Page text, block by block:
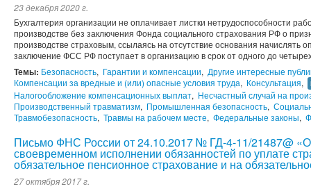
23 декабря 2020 г.
Бухгалтерия организации не оплачивает листки нетрудоспособности
производстве без заключения Фонда социального страхования РФ о
производстве страховым, ссылаясь на отсутствие основания начислять
заключение ФСС РФ поступает в организацию в срок от одного до
Темы: Безопасность, Гарантии и компенсации, Другие интересные
Компенсации за вредные и (или) опасные условия труда, Консультация,
Налогообложение компенсационных выплат, Несчастный случай на
Производственный травматизм, Промышленная безопасность,
Травмобезопасность, Травмы на рабочем месте, Федеральные законы,
Письмо ФНС России от 24.10.2017 № ГД-4-11/21487@
своевременном исполнении обязанностей по уплате
обязательное пенсионное страхование и на
27 октября 2017 г.